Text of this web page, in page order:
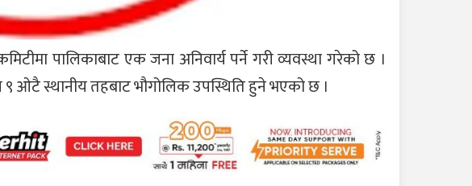
पालिकाबाट एक जना अनिवार्य पर्ने गरी व्यवस्था गरेको छ ।
ओटै स्थानीय तहबाट भौगोलिक उपस्थिति हुने भएको छ ।